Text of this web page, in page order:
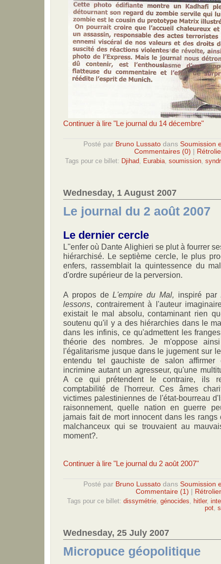
Continuer à lire "Le journal du 14 décembre"
Posté par Bruno Lussatodans Soumission
Commentaires (0)
Tags pour ce billet: Djihad Eurabia soumission
Wednesday, 1 August 2007
Le journal du 2 août 2007
Le dernier cercle
L''enfer où Dante Alighieri se plut à fourrer
hiérarchisé. Le septième cercle, le plus
enfers, rassemblait la quintessence du
d'ordre supérieur de la perversion.
A propos deL'empire du Mal, inspiré par
lessons, contrairement à l'auteur
existait le mal absolu, contaminant rien
soutenu qu'il y a des hiérarchies dans le
dans les infinis, ce qu'admettent les
théorie des nombres. Je m'oppose
l'égalitarisme jusque dans le jugement sur
entendu tel gauchiste de salon affirmer
incrimine autant un agresseur, qu'une
A ce qui prétendent le contraire, ils
comptabilité de l'horreur. Ces âmes
victimes palestiniennes de l'état-bourreau
raisonnement, quelle nation en guerre
jamais fait de mort innocent dans les
malchanceux qui se trouvaient au
moment?.
Continuer à lire "Le journal du 2 août 2007"
Posté par Bruno Lussato dans Soumission
Commentaire (1)
Tags pour ce billet: dissymétrie génocides hitler,
pot
Wednesday, 25 July 2007
Micropuce géopolitique